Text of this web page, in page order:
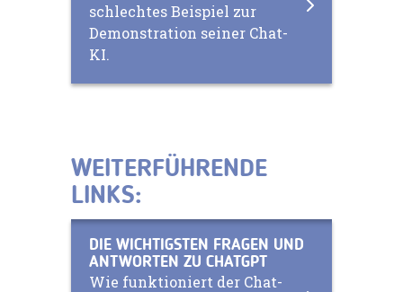
schlechtes Beispiel zur
Demonstration seiner Chat-
KI.
WEITERFÜHRENDE
LINKS:
DIE WICHTIGSTEN FRAGEN UND
ANTWORTEN ZU CHATGPT
Wie funktioniert der Chat-